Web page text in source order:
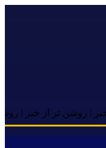
تر از خبر | روشن تر